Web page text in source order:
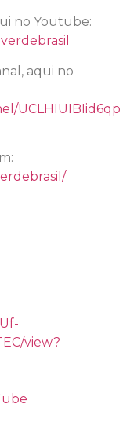
no Youtube:
aqui no
UCLHIUIBIid6qp
view?